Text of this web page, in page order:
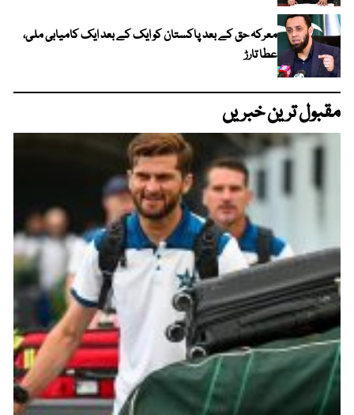
معرکہ حق کے بعد پاکستان کو ایک کے بعد ایک کامیابی ملی،
عطا تارڑ
مقبول ترین خبریں